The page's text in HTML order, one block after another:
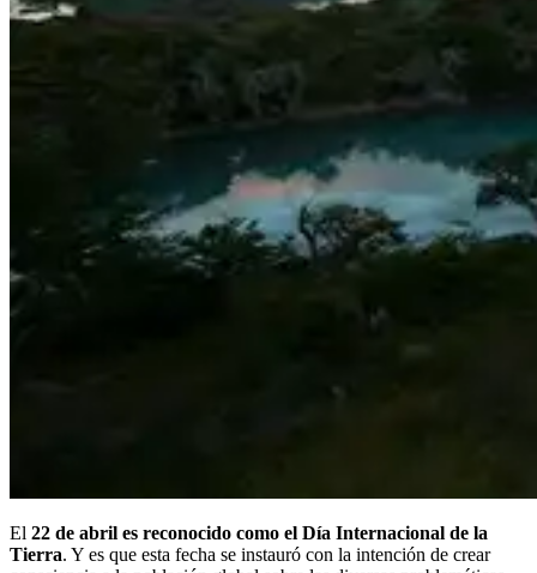
El 22 de abril es reconocido como el Día Internacional de la
Tierra. Y es que esta fecha se instauró con la intención de crear